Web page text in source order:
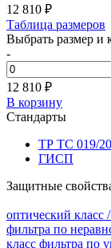
12 810 ₽
Таблица размеров
Выбрать размер и
-
12 810 ₽
В корзину
Стандарты
ТР ТС 019/
ГИСП
Защитные
оптический класс
фильтра по
класс фильтра по